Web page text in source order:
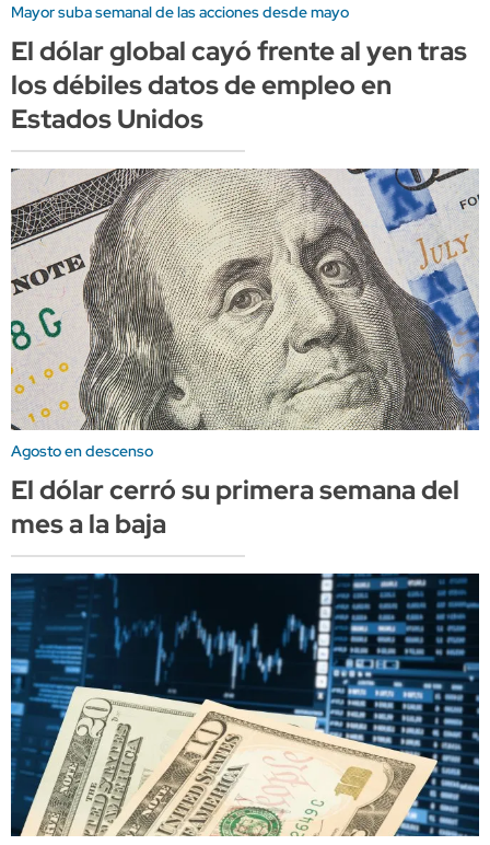
Mayor suba semanal de las acciones desde mayo
El dólar global cayó frente al yen tras
los débiles datos de empleo en
Estados Unidos
Agosto en descenso
El dólar cerró su primera semana del
mes a la baja